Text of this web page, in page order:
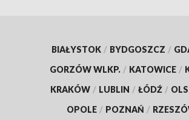
BIAŁYSTOK / BYDGOSZCZ /
GORZÓW WLKP. / KATOWICE /
KRAKÓW / LUBLIN / ŁÓDŹ /
OPOLE / POZNAŃ /